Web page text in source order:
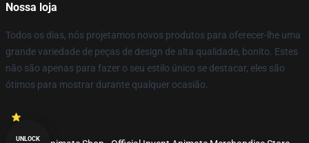
Nossa loja
Todos os dias, nós projetamos novos produtos para oferecer-lhe uma
grande variedade de peças de design de alta qualidade, bonito. Estes
não são apenas para fazer o seu estilo único se destacar, eles são
ótimos para mostrar durante qualquer ocasião.
UNLOCK